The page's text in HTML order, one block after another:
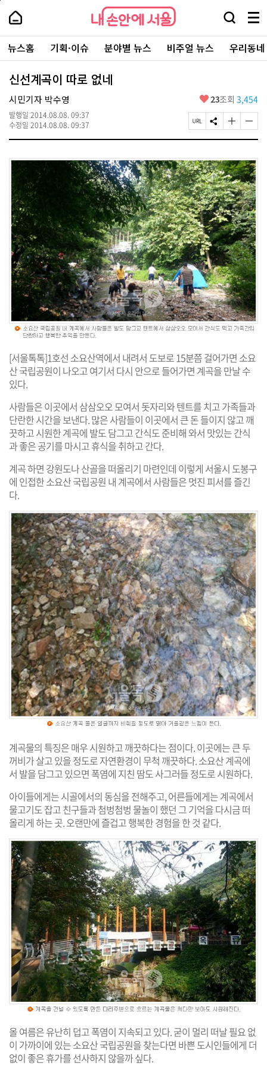
본
로
가
내
손
안
에
서
울
-
서
울
시
대
표
소
포
내
손
에
울
검
창
열
기
메
뉴
전
체
보
주
요
서
뉴스홈 기획·이슈 분야별 뉴스 비주얼 뉴스 우리동
신선계곡이 따로 없네
시민기자 박수영
발행일 2014.08.08. 09:37
수정일 2014.08.08. 09:37
좋
요
23조회 3,454
페
이
U
R
L
복
사
S
N
공
유
하
기
글
자
기
크
게
변
경
하
기
글
자
기
작
게
변
경
하
기
[서울톡톡]1호선 소요산역에서 내려서 도보로 15분쯤 걸어가면 소요
산 국립공원이 나오고 여기서 다시 안으로 들어가면 계곡을 만날 수
있다.
사람들은 이곳에서 삼삼오오 모여서 돗자리와 텐트를 치고 가족들과
단란한 시간을 보낸다. 많은 사람들이 이곳에서 큰 돈 들이지 않고 깨
끗하고 시원한 계곡에 발도 담그고 간식도 준비해 와서 맛있는 간식
과 좋은 공기를 마시고 휴식을 취하고 간다.
계곡 하면 강원도나 산골을 떠올리기 마련인데 이렇게 서울시 도봉구
에 인접한 소요산 국립공원 내 계곡에서 사람들은 멋진 피서를 즐긴
다.
계곡물의 특징은 매우 시원하고 깨끗하다는 점이다. 이곳에는 큰 두
꺼비가 살고 있을 정도로 자연환경이 무척 깨끗하다. 소요산 계곡에
서 발을 담그고 있으면 폭염에 지친 땀도 사그러들 정도로 시원하다.
아이들에게는 시골에서의 동심을 전해주고, 어른들에게는 계곡에서
물고기도 잡고 친구들과 첨벙첨벙 물놀이 했던 그 기억을 다시금 떠
올리게 하는 곳. 오랜만에 즐겁고 행복한 경험을 한 것 같다.
올 여름은 유난히 덥고 폭염이 지속되고 있다. 굳이 멀리 떠날 필요 없
이 가까이에 있는 소요산 국립공원을 찾는다면 바쁜 도시인들에게 더
없이 좋은 휴가를 선사하지 않을까 싶다.
페
상
단
로